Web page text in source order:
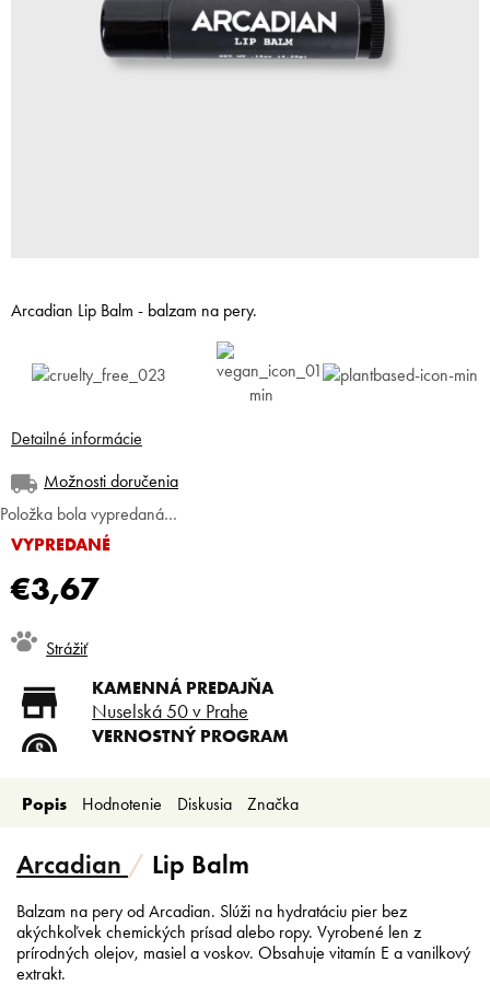
€3,67
Jednotková
cena:
VYPREDANÉ
Možnosti doručenia
Položka bola vypredaná…
Arcadian Lip Balm - balzam na pery.
Detailné informácie
Strážiť
KAMENNÁ PREDAJŇA
Nuselská 50 v Prahe
VERNOSTNÝ PROGRAM
Doprava zadarmo od 80 €
Nízke ceny pre holičov a
kaderníkov
Popis Hodnotenie Diskusia Značka
Arcadian / Lip Balm
Balzam na pery od Arcadian. Slúži na hydratáciu pier bez
akýchkoľvek chemických prísad alebo ropy. Vyrobené len z
prírodných olejov, masiel a voskov. Obsahuje vitamín E a vanilkový
extrakt.